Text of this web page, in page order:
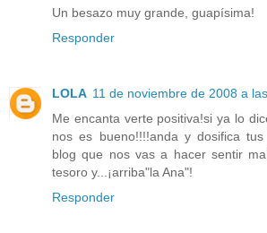
Un besazo muy grande, guapísima!
Responder
LOLA 11 de noviembre de 2008 a
Me encanta verte positiva!si ya lo
nos es bueno!!!!anda y dosifica
blog que nos vas a hacer sentir
tesoro y...¡arriba"la Ana"!
Responder